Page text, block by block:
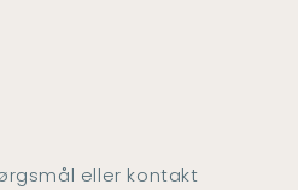
eller kontakt